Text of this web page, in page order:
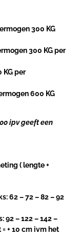
300 KG
300 KGper
KGper
600 KG
ipv geeft een
( lengte +
62 – 72 – 82 – 92
– 122 – 142 –
+ 10 cm ivm het